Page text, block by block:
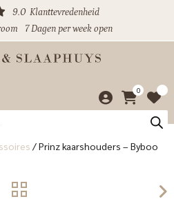
9.0 Klanttevredenheid
7 Dagen per week open
0
/Prinz kaarshouders – Byboo